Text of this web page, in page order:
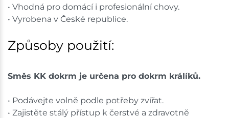
• Vhodná pro domácí i profesionální chovy.
• Vyrobena v České republice.
Způsoby použití:
Směs KK dokrm je určena pro dokrm králíků.
• Podávejte volně podle potřeby zvířat.
• Zajistěte stálý přístup k čerstvé a zdravotně